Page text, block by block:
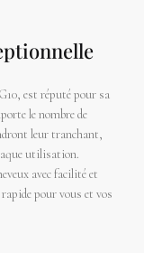
est réputé pour sa
le nombre de
leur tranchant,
utilisation.
avec facilité et
pour vous et vos